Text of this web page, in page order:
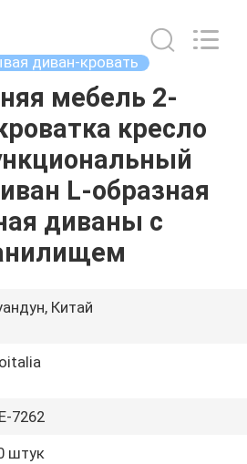
диван-кровать
мебель 2-
кресло
L-образная
диваны с
Китай
7262
штук